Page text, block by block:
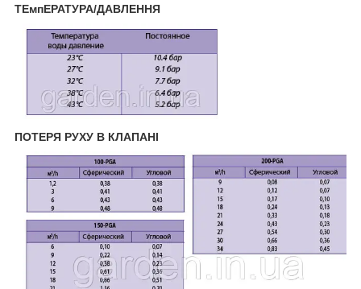
ТЕмпЕРАТУРА/ДАВЛЕННЯ
ПОТЕРЯ РУХУ В КЛАПАНІ